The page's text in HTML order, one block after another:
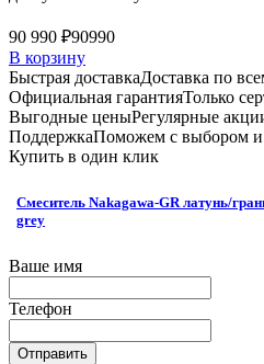
90 990 ₽90990
В корзину
Быстрая доставкаДоставка по
Официальная гарантияТолько
Выгодные ценыРегулярные
ПоддержкаПоможем с выбором
Купить в один клик
Смеситель Nakagawa-GR латунь/
grey
Ваше имя
Телефон
Отправить